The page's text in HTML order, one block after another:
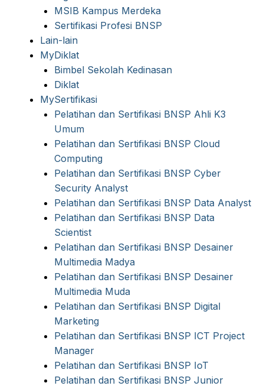
MSIB Kampus Merdeka
Sertifikasi Profesi BNSP
Lain-lain
MyDiklat
Bimbel Sekolah Kedinasan
Diklat
MySertifikasi
Pelatihan dan Sertifikasi BNSP Ahli K3
Umum
Pelatihan dan Sertifikasi BNSP Cloud
Computing
Pelatihan dan Sertifikasi BNSP Cyber
Security Analyst
Pelatihan dan Sertifikasi BNSP Data Analyst
Pelatihan dan Sertifikasi BNSP Data
Scientist
Pelatihan dan Sertifikasi BNSP Desainer
Multimedia Madya
Pelatihan dan Sertifikasi BNSP Desainer
Multimedia Muda
Pelatihan dan Sertifikasi BNSP Digital
Marketing
Pelatihan dan Sertifikasi BNSP ICT Project
Manager
Pelatihan dan Sertifikasi BNSP IoT
Pelatihan dan Sertifikasi BNSP Junior